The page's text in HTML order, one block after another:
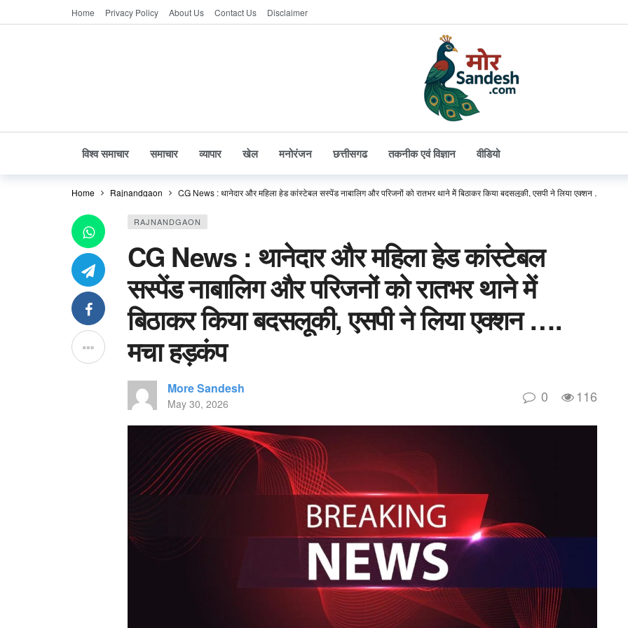
Home Privacy Policy About Us Contact Us Disclaimer
विश्व समाचार समाचार व्यापार खेल मनोरंजन छत्तीसगढ तकनीक एवं विज्ञान वीडियो
Home Rajnandgaon CG News : थानेदार और महिला हेड कांस्टेबल सस्पेंड नाबालिग और परिजनों को रातभर थाने मेें बिठाकर किया बदसलूकी, एसपी ने लिया एक्शन …. मचा
RAJNANDGAON
CG News : थानेदार और महिला हेड कांस्टेबल
सस्पेंड नाबालिग और परिजनों को रातभर थाने मेें
बिठाकर किया बदसलूकी, एसपी ने लिया एक्शन ….
मचा हड़कंप
More Sandesh
May 30, 2026 0 116